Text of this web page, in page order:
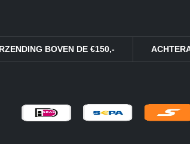
BOVEN DE €150,-